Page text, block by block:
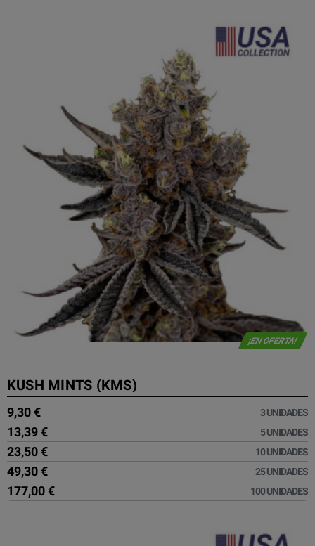
¡EN OFERTA!
KUSH MINTS (KMS)
9,30 € 3 UNIDADES
13,39 € 5 UNIDADES
23,50 € 10 UNIDADES
49,30 € 25 UNIDADES
177,00 € 100 UNIDADES